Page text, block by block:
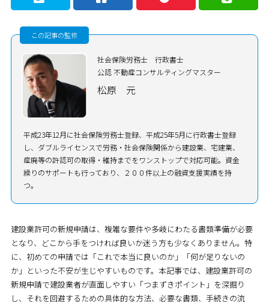
この記事の監修
社会保険労務士 行政書士
公認 不動産コンサルティングマスター
松原 元
平成23年12月に社会保険労務士登録、平成25年5月に行政書士登録
し、ダブルライセンスで労務・社会保険関係から建設業、宅建業、
産廃等の許認可の取得・維持までをワンストップで対応可能。資金
繰りのサポートも行っており、２００件以上の融資支援実績を持
つ。
建設業許可の新規申請は、複雑な要件や多岐にわたる書類準備が必要
となり、どこから手をつければ良いか迷う方も少なくありません。特
に、初めての申請では「これで本当に良いのか」「何が足りないの
か」といった不安が生じやすいものです。本記事では、建設業許可の
新規申請で建設業者が直面しやすい「つまずきポイント」を深掘り
し、それを回避するための具体的な方法、必要な書類、手続きの流